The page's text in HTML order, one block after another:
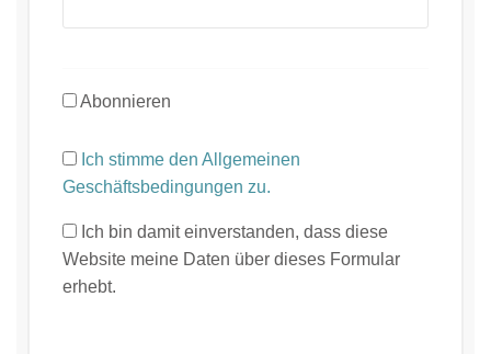
Abonnieren
Ich stimme den Allgemeinen
Geschäftsbedingungen zu.
Ich bin damit einverstanden, dass diese
Website meine Daten über dieses Formular
erhebt.